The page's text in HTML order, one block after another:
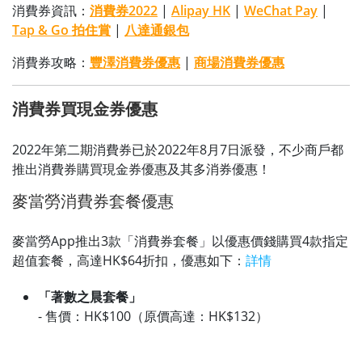
消費券資訊： 消費券2022 | Alipay HK | WeChat Pay |
Tap & Go 拍住賞 | 八達通銀包
消費券攻略： 豐澤消費券優惠 | 商場消費券優惠
消費券買現金券優惠
2022年第二期消費券已於2022年8月7日派發，不少商戶都
推出消費券購買現金券優惠及其多消券優惠！
麥當勞消費券套餐優惠
麥當勞App推出3款「消費券套餐」以優惠價錢購買4款指定
超值套餐，高達HK$64折扣，優惠如下： 詳情
「著數之晨套餐」
- 售價：HK$100（原價高達：HK$132）